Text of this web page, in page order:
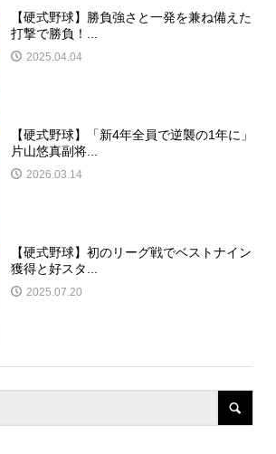
【硬式野球】勝負強さと一発を兼ね備えた
打撃で勝負！...
2025.04.04
【硬式野球】「新4年全員で逆襲の1年に」
片山悠真副将...
2026.03.14
【硬式野球】初のリーグ戦でベストナイン
獲得と好スタ...
2025.07.20